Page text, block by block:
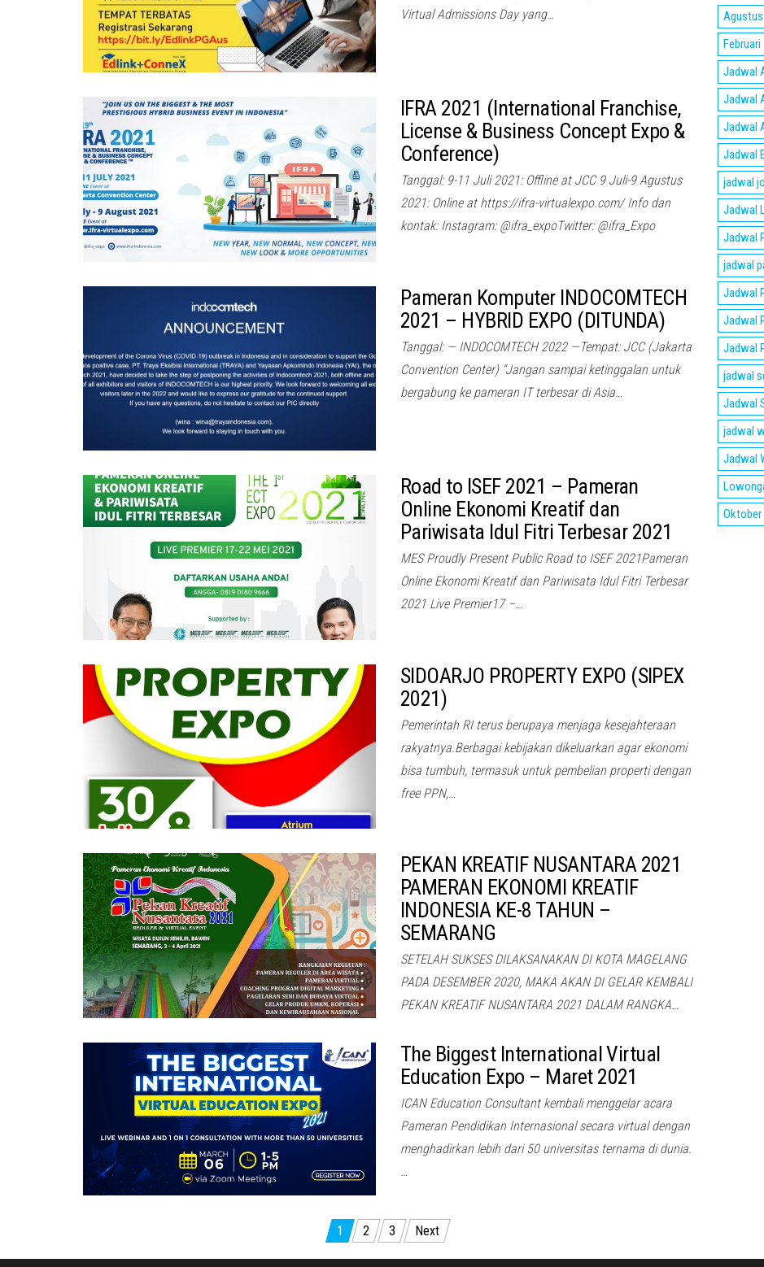
Virtual Admissions Day yang…
IFRA 2021 (International Franchise,
License & Business Concept Expo &
Conference)
Tanggal: 9-11 Juli 2021: Offline at JCC 9 Juli-9 Agustus
2021: Online at https://ifra-virtualexpo.com/ Info dan
kontak: Instagram: @ifra_expoTwitter: @ifra_Expo
Pameran Komputer INDOCOMTECH
2021 – HYBRID EXPO (DITUNDA)
Tanggal: — INDOCOMTECH 2022 —Tempat: JCC (Jakarta
Convention Center) “Jangan sampai ketinggalan untuk
bergabung ke pameran IT terbesar di Asia…
Road to ISEF 2021 – Pameran
Online Ekonomi Kreatif dan
Pariwisata Idul Fitri Terbesar 2021
MES Proudly Present Public Road to ISEF 2021Pameran
Online Ekonomi Kreatif dan Pariwisata Idul Fitri Terbesar
2021 Live Premier17 –…
SIDOARJO PROPERTY EXPO (SIPEX
2021)
Pemerintah RI terus berupaya menjaga kesejahteraan
rakyatnya.Berbagai kebijakan dikeluarkan agar ekonomi
bisa tumbuh, termasuk untuk pembelian properti dengan
free PPN,…
PEKAN KREATIF NUSANTARA 2021
PAMERAN EKONOMI KREATIF
INDONESIA KE-8 TAHUN –
SEMARANG
SETELAH SUKSES DILAKSANAKAN DI KOTA MAGELANG
PADA DESEMBER 2020, MAKA AKAN DI GELAR KEMBALI
PEKAN KREATIF NUSANTARA 2021 DALAM RANGKA…
The Biggest International Virtual
Education Expo – Maret 2021
ICAN Education Consultant kembali menggelar acara
Pameran Pendidikan Internasional secara virtual dengan
menghadirkan lebih dari 50 universitas ternama di dunia.
…
pagination
1 2 3 Next
Agustus
Februari
Jadwal
Jadwal
Jadwal
Jadwal
jadwal
Jadwal
Jadwal
jadwal
Jadwal
Jadwal
Jadwal
jadwal
Jadwal
jadwal
Jadwal
Oktober